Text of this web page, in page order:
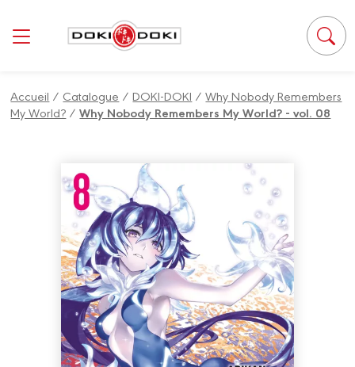
Accueil / Catalogue /DOKI-DOKI /Why Nobody Remembers
My World? /Why Nobody Remembers My World? - vol. 08